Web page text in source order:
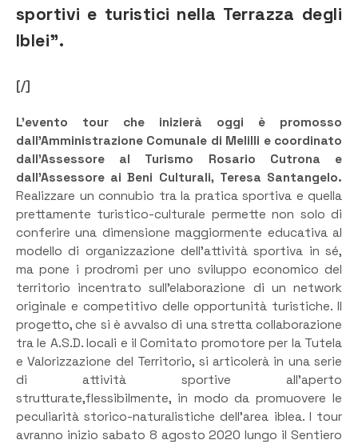
sportivi e turistici nella Terrazza degli
Iblei”.
[/]
L’evento tour che inizierà oggi è promosso
dall’Amministrazione Comunale di Melilli e coordinato
dall’Assessore al Turismo Rosario Cutrona e
dall’Assessore ai Beni Culturali, Teresa Santangelo.
Realizzare un connubio tra la pratica sportiva e quella
prettamente turistico-culturale permette non solo di
conferire una dimensione maggiormente educativa al
modello di organizzazione dell’attività sportiva in sé,
ma pone i prodromi per uno sviluppo economico del
territorio incentrato sull’elaborazione di un network
originale e competitivo delle opportunità turistiche. Il
progetto, che si è avvalso di una stretta collaborazione
tra le A.S.D. locali e il Comitato promotore per la Tutela
e Valorizzazione del Territorio, si articolerà in una serie
di attività sportive all’aperto
strutturate,flessibilmente, in modo da promuovere le
peculiarità storico-naturalistiche dell’area iblea. I tour
avranno inizio sabato 8 agosto 2020 lungo il Sentiero